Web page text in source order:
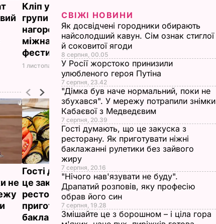
Кліп української
групи здобув
нагороду на
міжнародному
фестивалі
1 листопада, 16.00НОВИНИ
Опубліковано кліп
групи роботів
Automatica. Відео
не
Гості думають, що
це закуска з
ресторану. Як
приготувати ніжні
баклажанні
"Нічого нав'язувати
не буду". Драпатий
розповів, яку
син
СВІЖІ НОВИНИ
Як досвідчені городники обирають
найсолодший кавун. Сім ознак стиглої
й соковитої ягоди
8 серпня, 00.05
У Росії жорстоко принизили
улюбленого героя Путіна
7 серпня, 23.42
"Дімка був наче нормальний, поки не
збухався". У мережу потрапили знімки
Кабаєвої з Медведєвим
7 серпня, 20.39
Гості думають, що це закуска з
ресторану. Як приготувати ніжні
баклажанні рулетики без зайвого
жиру
7 серпня, 20.16
"Нічого нав'язувати не буду".
Драпатий розповів, яку професію
обрав його син
7 серпня, 19.28
Змішайте це з борошном – і ціла гора